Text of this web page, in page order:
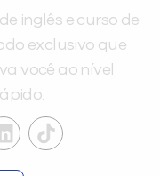
inglês e curso de
exclusivo que
você ao nível